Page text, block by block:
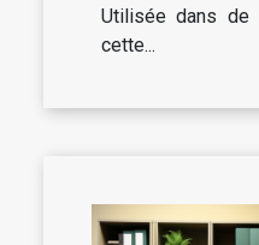
Utilisée dans de
cette...